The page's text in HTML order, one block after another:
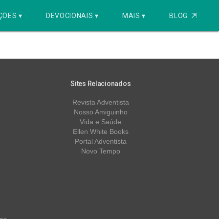
▾ DEVOCIONAIS ▾ MAIS ▾ BLOG ⇱
Sites Relacionados
Revista Adventista
Nosso Amiguinho
Vida e Saúde
Ellen White Books
Portal Adventista
Novo Tempo